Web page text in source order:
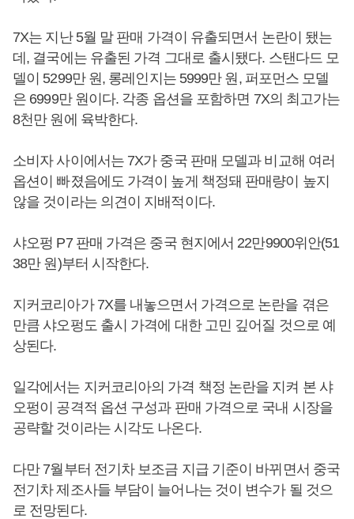
7X는 지난 5월 말 판매 가격이 유출되면서 논란이 됐는
데, 결국에는 유출된 가격 그대로 출시됐다. 스탠다드 모
델이 5299만 원, 롱레인지는 5999만 원, 퍼포먼스 모델
은 6999만 원이다. 각종 옵션을 포함하면 7X의 최고가는
8천만 원에 육박한다.
소비자 사이에서는 7X가 중국 판매 모델과 비교해 여러
옵션이 빠졌음에도 가격이 높게 책정돼 판매량이 높지
않을 것이라는 의견이 지배적이다.
샤오펑 P7 판매 가격은 중국 현지에서 22만9900위안(51
38만 원)부터 시작한다.
지커코리아가 7X를 내놓으면서 가격으로 논란을 겪은
만큼 샤오펑도 출시 가격에 대한 고민 깊어질 것으로 예
상된다.
일각에서는 지커코리아의 가격 책정 논란을 지켜 본 샤
오펑이 공격적 옵션 구성과 판매 가격으로 국내 시장을
공략할 것이라는 시각도 나온다.
다만 7월부터 전기차 보조금 지급 기준이 바뀌면서 중국
전기차 제조사들 부담이 늘어나는 것이 변수가 될 것으
로 전망된다.